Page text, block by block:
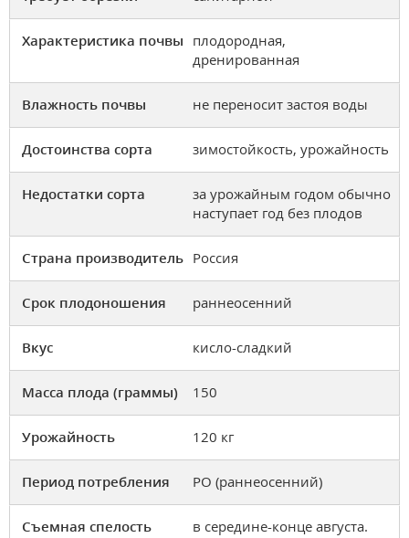
Характеристика почвы плодородная,
дренированная
Влажность почвы не переносит застоя воды
Достоинства сорта зимостойкость, урожайность
Недостатки сорта
за урожайным годом обычно
наступает год без плодов
Страна производитель Россия
Срок плодоношения раннеосенний
Вкус кисло-сладкий
Масса плода (граммы) 150
Урожайность 120 кг
Период потребления РО (раннеосенний)
Съемная спелость в середине-конце августа.